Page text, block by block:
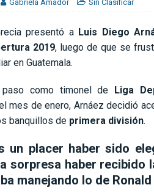
Gabriela Amador Sin Clasificar
presentó a Luis Diego
2019, luego de que se
en Guatemala.
como timonel de Liga
mes de enero, Arnáez decidió
banquillos deprimera división.
un placer haber sido
sorpresa haber recibido
manejando lo de